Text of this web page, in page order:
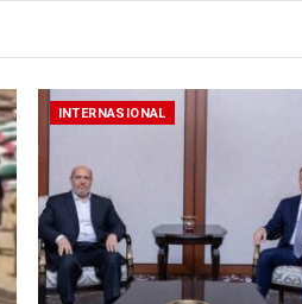
INTERNASIONAL